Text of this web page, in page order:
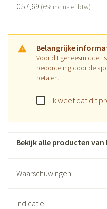
€ 57,69 (6% inclusief btw)
Belangrijke
Voor dit geneesmiddel
beoordeling door de
betalen.
Ik weet dat dit
Bekijk alle producten van
Waarschuwingen
Indicatie